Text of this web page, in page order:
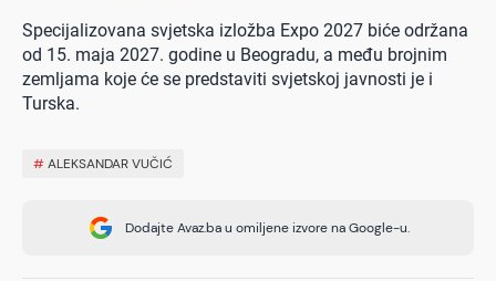
​​​​​​​Specijalizovana svjetska izložba Expo 2027 biće održana
od 15. maja 2027. godine u Beogradu, a među brojnim
zemljama koje će se predstaviti svjetskoj javnosti je i
Turska.
#ALEKSANDAR VUČIĆ
Dodajte Avaz.ba u omiljene izvore na Google-u.